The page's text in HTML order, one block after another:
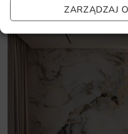
ZARZĄDZAJ
trwałe kolory odporne na
inspiracja do podróży i marzeń
oddychający flizelinowy podkład